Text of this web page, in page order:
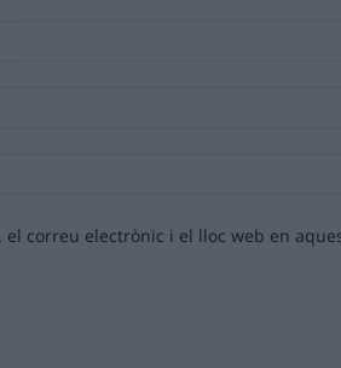
el correu electrònic i el lloc web en